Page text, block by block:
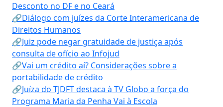
Desconto no DF e no Ceará
🔗Diálogo com juízes da Corte Interamericana de
Direitos Humanos
🔗Juiz pode negar gratuidade de justiça após
consulta de ofício ao Infojud
🔗Vai um crédito aí? Considerações sobre a
portabilidade de crédito
🔗Juíza do TJDFT destaca à TV Globo a força do
Programa Maria da Penha Vai à Escola